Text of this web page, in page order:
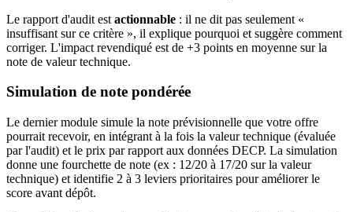
Le rapport d'audit est actionnable : il ne dit pas seulement «
insuffisant sur ce critère », il explique pourquoi et suggère comment
corriger. L'impact revendiqué est de +3 points en moyenne sur la
note de valeur technique.
Simulation de note pondérée
Le dernier module simule la note prévisionnelle que votre offre
pourrait recevoir, en intégrant à la fois la valeur technique (évaluée
par l'audit) et le prix par rapport aux données DECP. La simulation
donne une fourchette de note (ex : 12/20 à 17/20 sur la valeur
technique) et identifie 2 à 3 leviers prioritaires pour améliorer le
score avant dépôt.